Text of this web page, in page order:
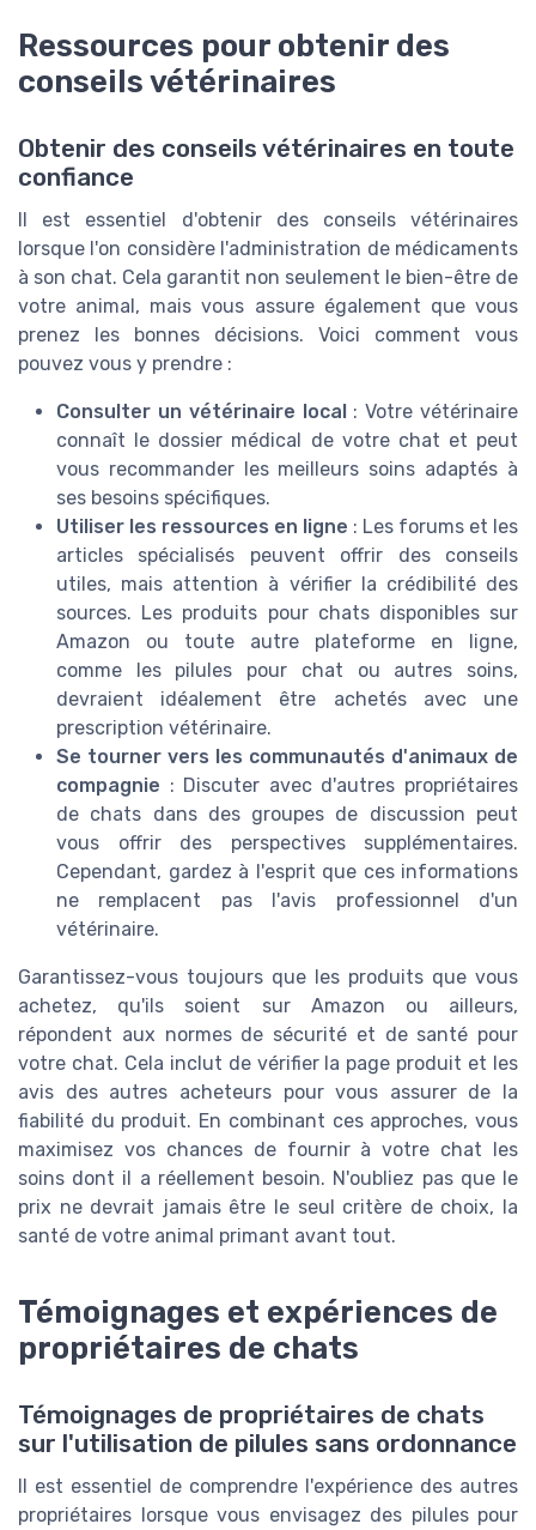
Ressources pour obtenir des
conseils vétérinaires
Obtenir des conseils vétérinaires en toute
confiance
Il est essentiel d'obtenir des conseils vétérinaires
lorsque l'on considère l'administration de médicaments
à son chat. Cela garantit non seulement le bien-être de
votre animal, mais vous assure également que vous
prenez les bonnes décisions. Voici comment vous
pouvez vous y prendre :
Consulter un vétérinaire local: Votre vétérinaire
connaît le dossier médical de votre chat et peut
vous recommander les meilleurs soins adaptés à
ses besoins spécifiques.
Utiliser les ressources en ligne : Les forums et les
articles spécialisés peuvent offrir des conseils
utiles, mais attention à vérifier la crédibilité des
sources. Les produits pour chats disponibles sur
Amazon ou toute autre plateforme en ligne,
comme les pilules pour chat ou autres soins,
devraient idéalement être achetés avec une
prescription vétérinaire.
Se tourner vers les communautés d'animaux de
compagnie : Discuter avec d'autres propriétaires
de chats dans des groupes de discussion peut
vous offrir des perspectives supplémentaires.
Cependant, gardez à l'esprit que ces informations
ne remplacent pas l'avis professionnel d'un
vétérinaire.
Garantissez-vous toujours que les produits que vous
achetez, qu'ils soient sur Amazon ou ailleurs,
répondent aux normes de sécurité et de santé pour
votre chat. Cela inclut de vérifier la page produit et les
avis des autres acheteurs pour vous assurer de la
fiabilité du produit. En combinant ces approches, vous
maximisez vos chances de fournir à votre chat les
soins dont il a réellement besoin. N'oubliez pas que le
prix ne devrait jamais être le seul critère de choix, la
santé de votre animal primant avant tout.
Témoignages et expériences de
propriétaires de chats
Témoignages de propriétaires de chats
sur l'utilisation de pilules sans ordonnance
Il est essentiel de comprendre l'expérience des autres
propriétaires lorsque vous envisagez des pilules pour